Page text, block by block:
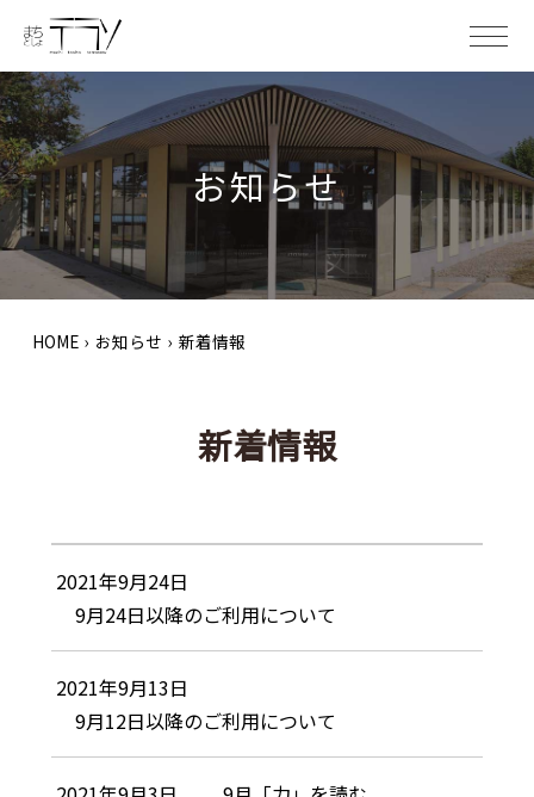
お知らせ
HOME › お知らせ › 新着情報
新着情報
2021年9月24日
9月24日以降のご利用について
2021年9月13日
9月12日以降のご利用について